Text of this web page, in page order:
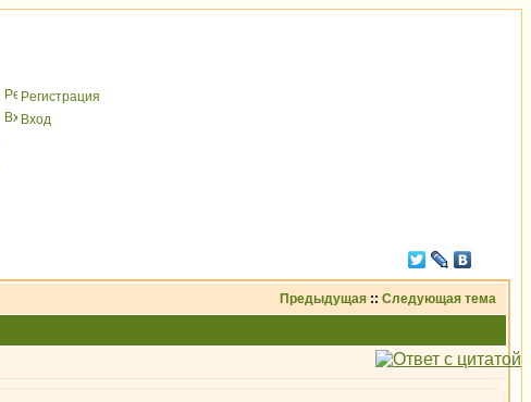
Peгиcтрaция
Вхoд
Предыдущая :: Следующая тема